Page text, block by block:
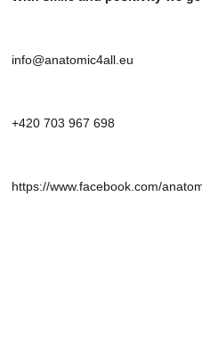
info@anatomic4all.eu
+420 703 967 698
https://www.facebook.com/